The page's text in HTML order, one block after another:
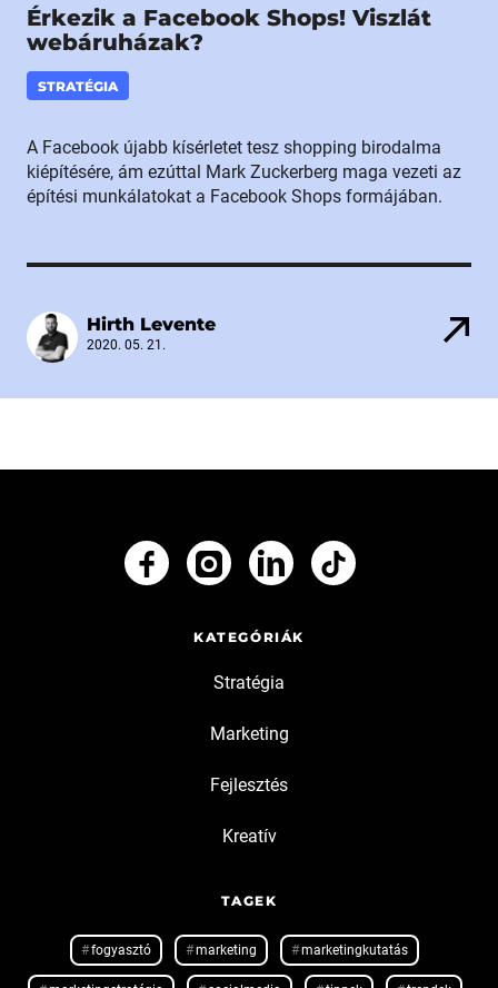
Érkezik a Facebook Shops! Viszlát
webáruházak?
STRATÉGIA
A Facebook újabb kísérletet tesz shopping birodalma
kiépítésére, ám ezúttal Mark Zuckerberg maga vezeti az
építési munkálatokat a Facebook Shops formájában.
Hirth Levente
2020. 05. 21.
KATEGÓRIÁK
Stratégia
Marketing
Fejlesztés
Kreatív
TAGEK
fogyasztó marketing marketingkutatás